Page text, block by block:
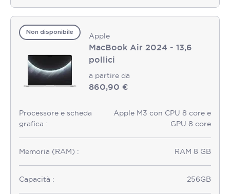
Non disponibile Apple
MacBook Air 2024 - 13,6
pollici
a partire da
860,90 €
Processore e scheda
grafica :
Apple M3 con CPU 8 core e
GPU 8 core
Memoria (RAM) : RAM 8 GB
Capacità : 256GB